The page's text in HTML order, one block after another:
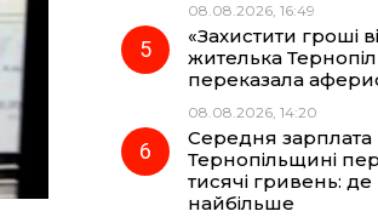
08.08.2026, 16:49
«Захистити гроші
жителька
переказала
08.08.2026, 14:20
Середня зарплата
Тернопільщині
тисячі гривень: де
найбільше